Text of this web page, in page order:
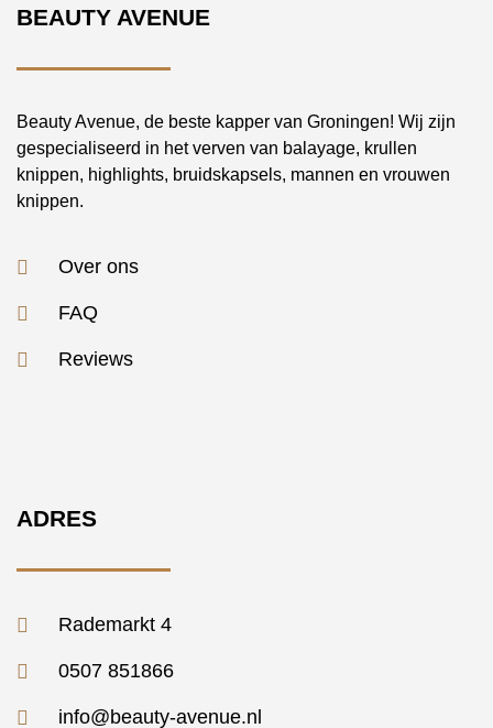
BEAUTY AVENUE
Beauty Avenue, de beste kapper van Groningen! Wij zijn
gespecialiseerd in het verven van balayage, krullen
knippen, highlights, bruidskapsels, mannen en vrouwen
knippen.
Over ons
FAQ
Reviews
ADRES
Rademarkt 4
0507 851866
info@beauty-avenue.nl